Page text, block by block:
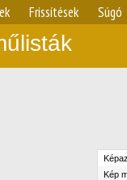
Frissítések Súgó
Kép